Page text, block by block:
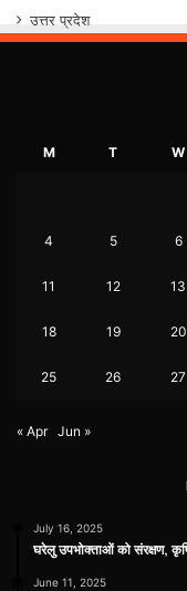
उत्तर प्रदेश
M T W
4 5 6
11 12 13
18 19 20
25 26 27
« Apr Jun »
July 16, 2025
घरेलु उपभोक्ताओं को संरक्षण,
June 11, 2025